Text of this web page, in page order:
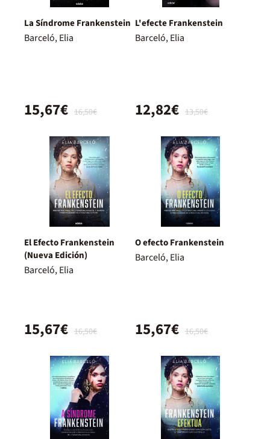
La Síndrome Frankenstein
Barceló, Elia
16,50€
15,67€
L'efecte Frankenstein
Barceló, Elia
13,50€
12,82€
El Efecto Frankenstein
(Nueva Edición)
Barceló, Elia
16,50€
15,67€
O efecto Frankenstein
Barceló, Elia
16,50€
15,67€